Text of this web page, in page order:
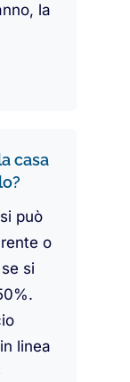
la
casa
può
o
si
linea